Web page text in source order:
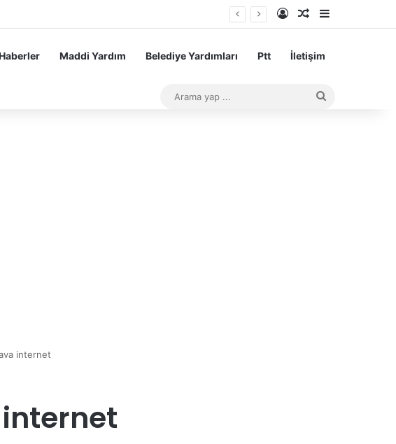
TL Karne Parası Başarı Teşvik Ödemesi Kayıt OlRastgele Makale
Maddi Yardım Belediye Yardımları Ptt İletişim
internet